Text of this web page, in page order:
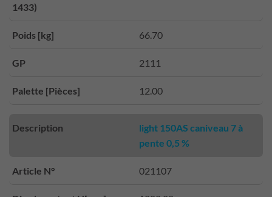
1433)
Poids [kg] 66.70
GP 2111
Palette [Pièces] 12.00
Description
light 150AS caniveau 7 à
pente 0,5 %
Article N° 021107